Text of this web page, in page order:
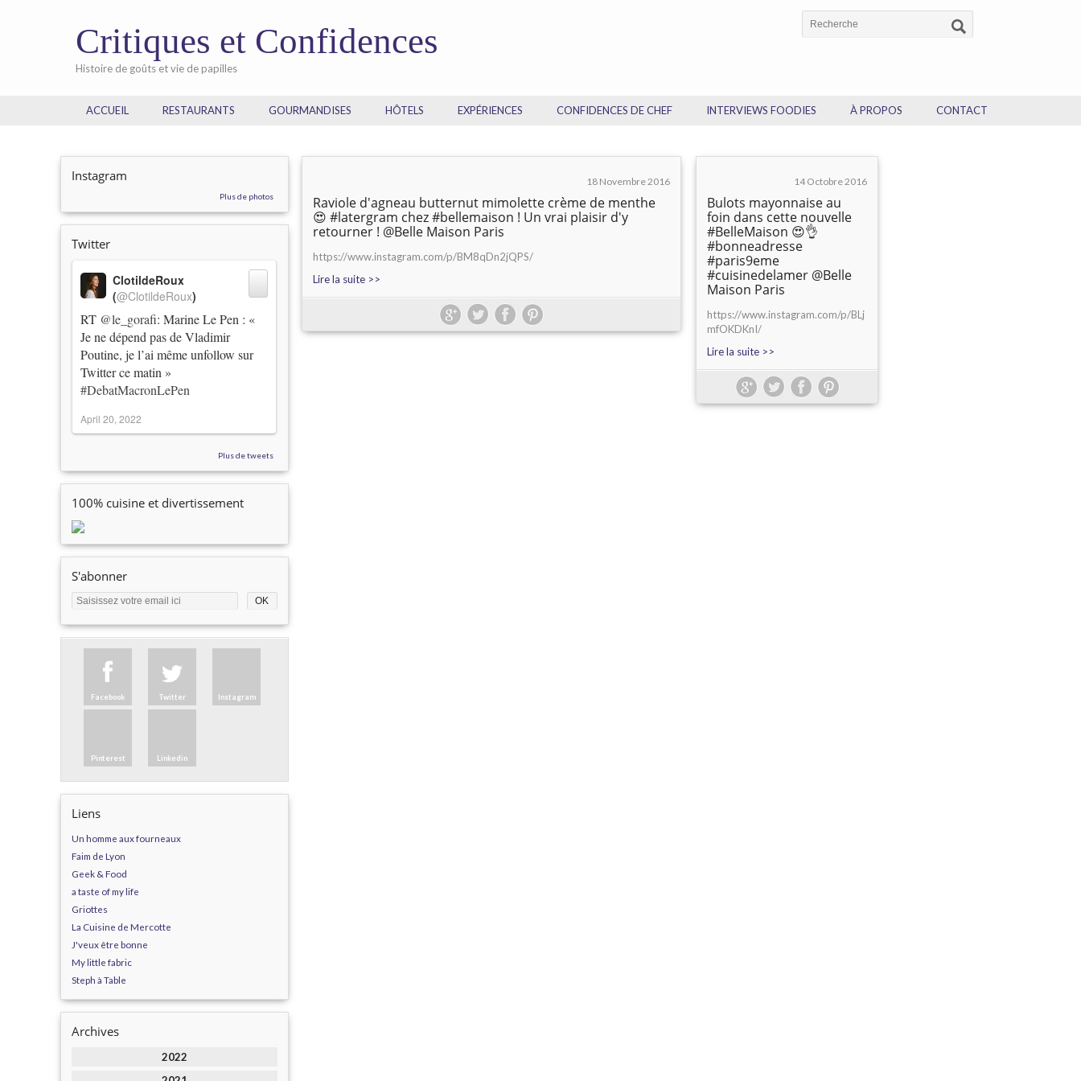
Critiques et Confidences
Histoire de goûts et vie de papilles
ACCUEIL RESTAURANTS GOURMANDISES HÔTELS EXPÉRIENCES CONFIDENCES DE CHEF INTERVIEWS FOODIES À PROPOS CONTACT
Instagram
Plus de photos
Twitter
RT @le_gorafi: Marine Le Pen : «
Je ne dépend pas de Vladimir
Poutine, je l’ai même unfollow sur
Twitter ce matin »
#DebatMacronLePen
ClotildeRoux
(@ClotildeRoux)
April 20, 2022
Plus de tweets
100% cuisine et divertissement
S'abonner
Facebook Twitter Instagram
Pinterest Linkedin
Liens
Un homme aux fourneaux
Faim de Lyon
Geek & Food
a taste of my life
Griottes
La Cuisine de Mercotte
J'veux être bonne
My little fabric
Steph à Table
Archives
2022
18 Novembre 2016
Raviole d'agneau butternut mimolette crème de menthe
😍 #latergram chez #bellemaison ! Un vrai plaisir d'y
retourner ! @Belle Maison Paris
https://www.instagram.com/p/BM8qDn2jQPS/
Lire la suite >>
14 Octobre 2016
Bulots mayonnaise au
foin dans cette nouvelle
#BelleMaison 😍👌
#bonneadresse
#paris9eme
#cuisinedelamer @Belle
Maison Paris
https://www.instagram.com/p/BLj
mfOKDKnI/
Lire la suite >>